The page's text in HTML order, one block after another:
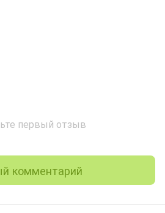
первый отзыв
комментарий